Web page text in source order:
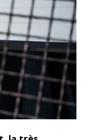
LinkedIn